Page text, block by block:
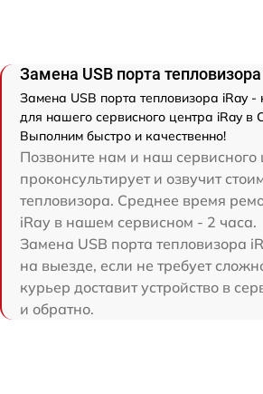
Замена USB порта
Замена USB порта тепловизора iRay
для нашего сервисного центра iRay в
Выполним быстро и качественно!
Позвоните нам и наш сервисного
проконсультирует и озвучит
тепловизора. Среднее время
iRay в нашем сервисном - 2 часа.
Замена USB порта тепловизора
на выезде, если не требует
курьер доставит устройство в
и обратно.